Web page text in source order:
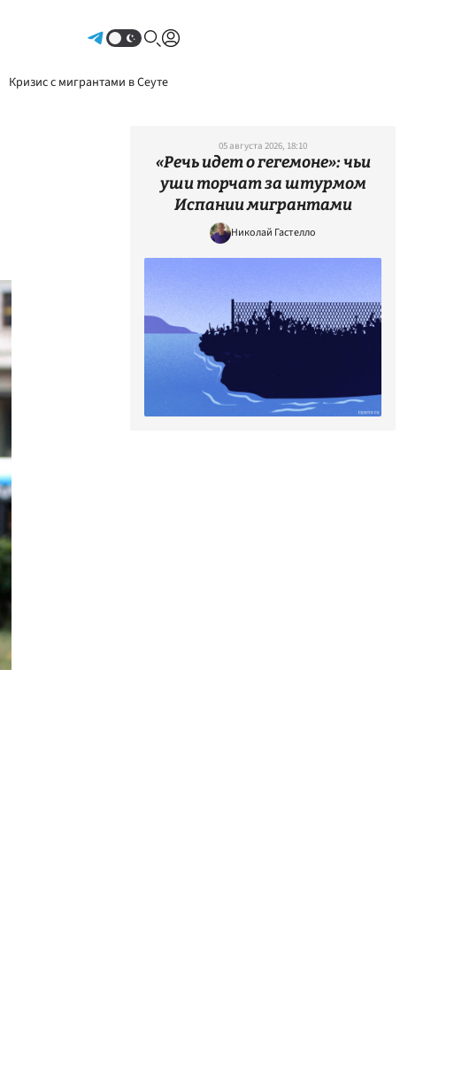
Кризис с мигрантами в Сеуте
05 августа 2026, 18:10
«Речь идет о гегемоне»: чьи
уши торчат за штурмом
Испании мигрантами
Николай Гастелло